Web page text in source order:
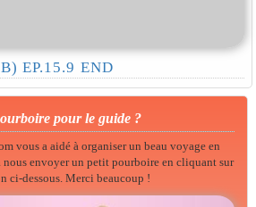
EP.15.9 END
pour le guide ?
vous a aidé à organiser un beau voyage en
nous envoyer un petit pourboire en cliquant sur
ci-dessous. Merci beaucoup !